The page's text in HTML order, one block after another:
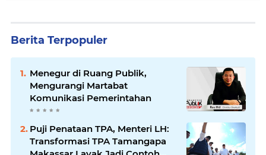
Berita Terpopuler
Menegur di Ruang Publik,
Mengurangi Martabat
Komunikasi Pemerintahan
Puji Penataan TPA, Menteri LH:
Transformasi TPA Tamangapa